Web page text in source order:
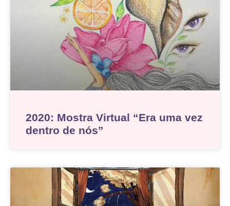
2020: Mostra Virtual “Era uma vez
dentro de nós”